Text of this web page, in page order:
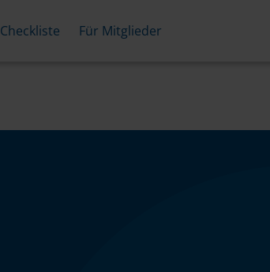
Checkliste Für Mitglieder